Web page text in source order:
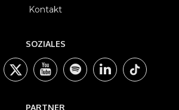
Kontakt
SOZIALES
PARTNER